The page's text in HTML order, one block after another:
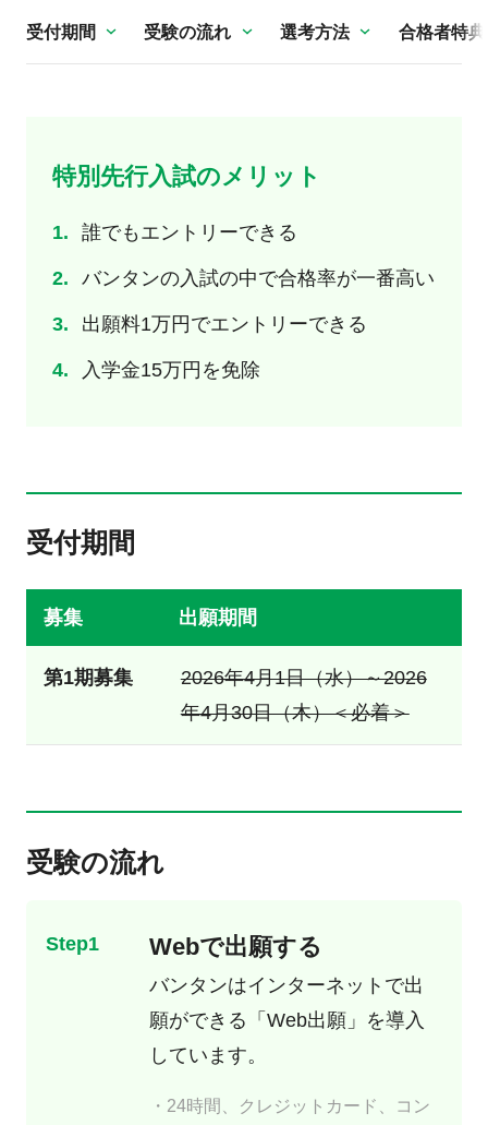
受付期間 受験の流れ 選考方法 合格者特典
特別先行入試のメリット
誰でもエントリーできる
バンタンの入試の中で合格率が一番高い
出願料1万円でエントリーできる
入学金15万円を免除
受付期間
募集 出願期間
第1期募集
2026年4月1日（水）～2026
年4月30日（木）＜必着＞
受験の流れ
Step1 Webで出願する
バンタンはインターネットで出
願ができる 「Web出願」 を導入
しています。
・24時間、クレジットカード、コン